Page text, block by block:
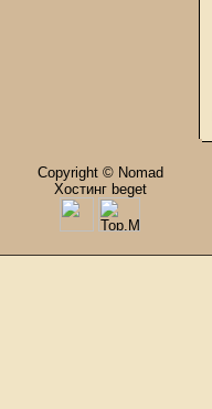
Copyright © Nomad
Хостинг beget